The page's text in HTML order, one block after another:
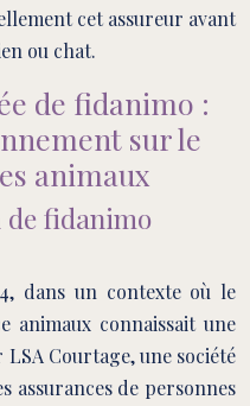
cet assureur avant
ou chat.
de fidanimo :
sur le
animaux
de fidanimo
dans un contexte où le
animaux connaissait une
Courtage, une société
assurances de personnes